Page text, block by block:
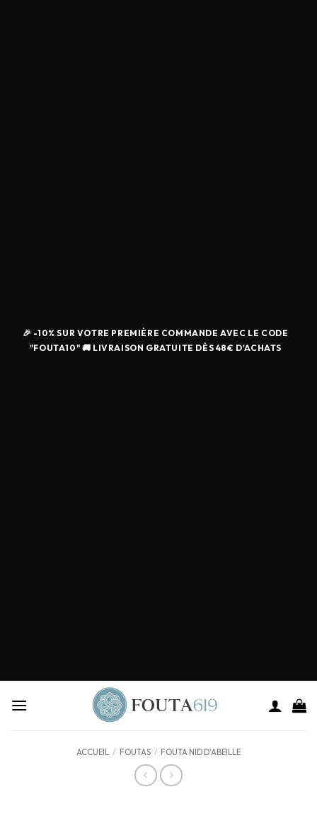
🎉 -10% SUR VOTRE PREMIÈRE COMMANDE AVEC LE CODE
"FOUTA10" 🚚 LIVRAISON GRATUITE DÈS 48€ D'ACHATS
ACCUEIL / FOUTAS / FOUTA NID D'ABEILLE